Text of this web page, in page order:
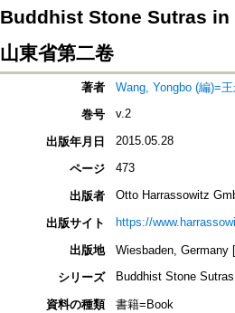
Buddhist Stone Sutras in
山東省第二卷
著者
Wang, Yongbo (編)=
巻号
v.2
出版年月日 2015.05.28
ページ 473
出版者 Otto Harrassowitz
出版サイト https://
出版地
Wiesbaden, Germany
シリーズ
Buddhist Stone Sutras
資料の種類
書籍=Book